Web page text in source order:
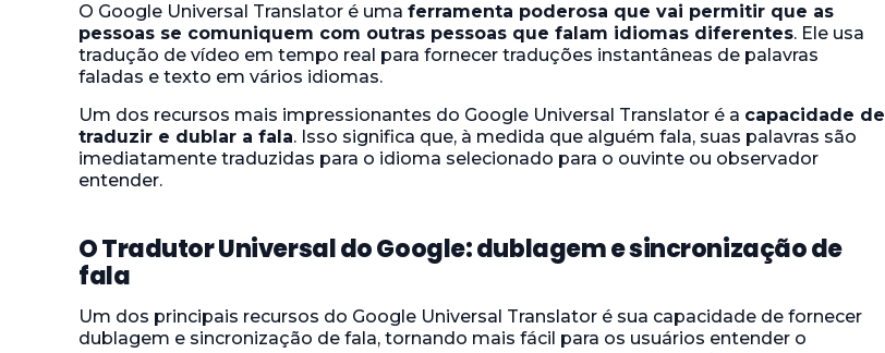
O Google Universal Translator é uma ferramenta poderosa que vai permitir que as
pessoas se comuniquem com outras pessoas que falam idiomas diferentes. Ele usa
tradução de vídeo em tempo real para fornecer traduções instantâneas de palavras
faladas e texto em vários idiomas.
Um dos recursos mais impressionantes do Google Universal Translator é a capacidade de
traduzir e dublar a fala. Isso significa que, à medida que alguém fala, suas palavras são
imediatamente traduzidas para o idioma selecionado para o ouvinte ou observador
entender.
O Tradutor Universal do Google: dublagem e sincronização de
fala
Um dos principais recursos do Google Universal Translator é sua capacidade de fornecer
dublagem e sincronização de fala, tornando mais fácil para os usuários entender o